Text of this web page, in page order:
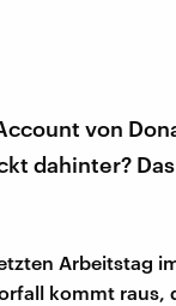
von
dahinter?
Arbeitstag
kommt raus,